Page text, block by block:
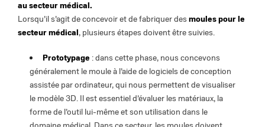
au secteur médical.
Lorsqu’il s’agit de concevoir et de fabriquer des moules pour le
secteur médical, plusieurs étapes doivent être suivies.
Prototypage : dans cette phase, nous concevons
généralement le moule à l’aide de logiciels de conception
assistée par ordinateur, qui nous permettent de visualiser
le modèle 3D. Il est essentiel d’évaluer les matériaux, la
forme de l’outil lui-même et son utilisation dans le